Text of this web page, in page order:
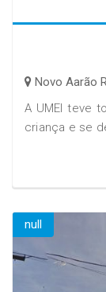
Novo Aarão
A UMEI teve
criança e se
null